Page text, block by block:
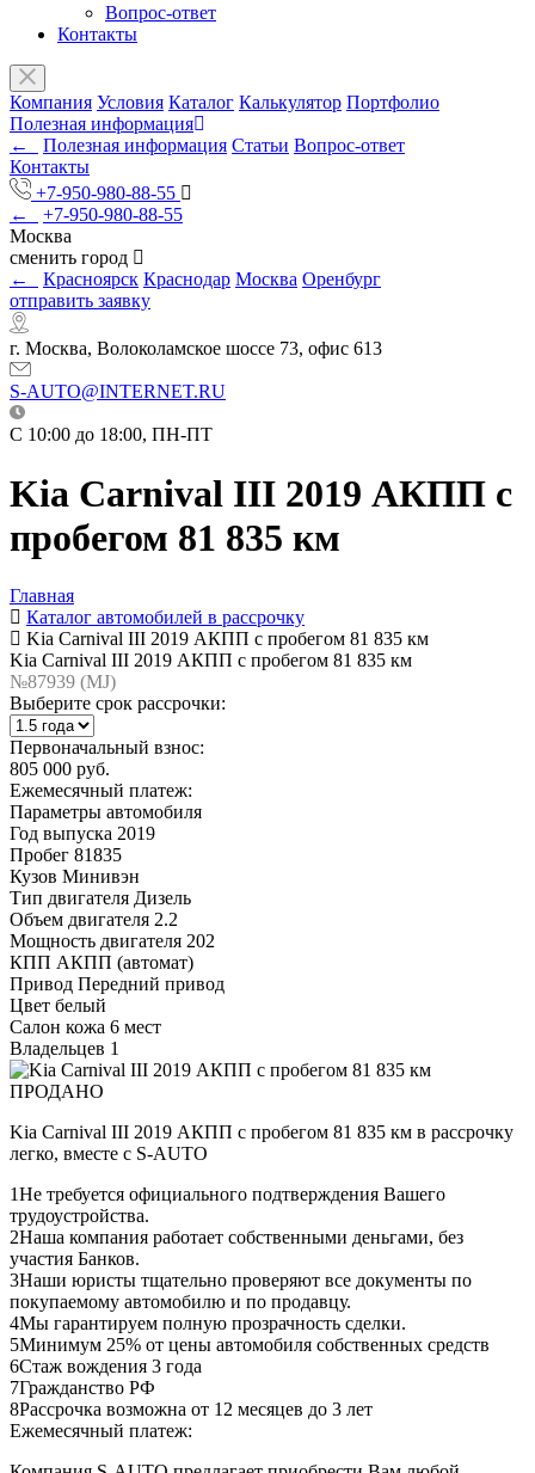
Вопрос-ответ
Контакты
Компания Условия Каталог Калькулятор Портфолио
Полезная информация
←
Полезная информация Статьи Вопрос-ответ
Контакты
+7-950-980-88-55
←
+7-950-980-88-55
Москва
сменить город
←
Красноярск Краснодар Москва Оренбург
отправить заявку
г. Москва, Волоколамское шоссе 73, офис 613
S-AUTO@INTERNET.RU
C 10:00 до 18:00, ПН-ПТ
Kia Carnival III 2019 АКПП с
пробегом 81 835 км
Главная
Каталог автомобилей в рассрочку
Kia Carnival III 2019 АКПП с пробегом 81 835 км
Kia Carnival III 2019 АКПП с пробегом 81 835 км
№87939 (МJ)
Выберите срок рассрочки:
Первоначальный взнос:
805 000 руб.
Ежемесячный платеж:
Параметры автомобиля
Год выпуска 2019
Пробег 81835
Кузов Минивэн
Тип двигателя Дизель
Объем двигателя 2.2
Мощность двигателя 202
КПП АКПП (автомат)
Привод Передний привод
Цвет белый
Салон кожа 6 мест
Владельцев 1
ПРОДАНО
Kia Carnival III 2019 АКПП с пробегом 81 835 км в рассрочку
легко, вместе с S-AUTO
1Не требуется официального подтверждения Вашего
трудоустройства.
2Наша компания работает собственными деньгами, без
участия Банков.
3Наши юристы тщательно проверяют все документы по
покупаемому автомобилю и по продавцу.
4Мы гарантируем полную прозрачность сделки.
5Минимум 25% от цены автомобиля собственных средств
6Стаж вождения 3 года
7Гражданство РФ
8Рассрочка возможна от 12 месяцев до 3 лет
Ежемесячный платеж: